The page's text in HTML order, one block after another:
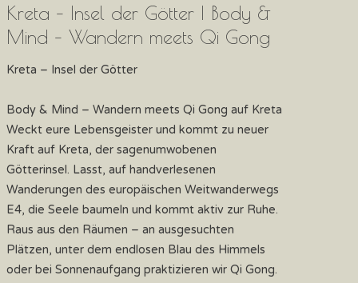
Kreta – Insel der Götter | Body &
Mind – Wandern meets Qi Gong
Kreta – Insel der Götter
Body & Mind – Wandern meets Qi Gong auf Kreta
Weckt eure Lebensgeister und kommt zu neuer
Kraft auf Kreta, der sagenumwobenen
Götterinsel. Lasst, auf handverlesenen
Wanderungen des europäischen Weitwanderwegs
E4, die Seele baumeln und kommt aktiv zur Ruhe.
Raus aus den Räumen – an ausgesuchten
Plätzen, unter dem endlosen Blau des Himmels
oder bei Sonnenaufgang praktizieren wir Qi Gong.